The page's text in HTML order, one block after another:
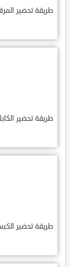
طريقة تحضير
طريقة تحضير
طريقة تحضير